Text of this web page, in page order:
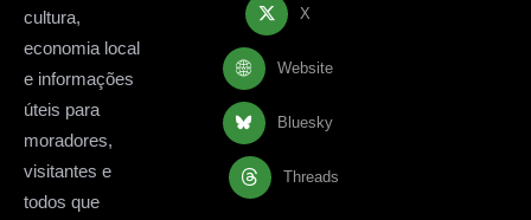
cultura,
economia local
e informações
úteis para
moradores,
visitantes e
todos que
X
Website
Bluesky
Threads